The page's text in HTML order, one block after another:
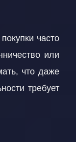
часто
или
что даже
требует